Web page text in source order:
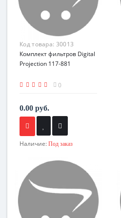
Код товара: 30013
Комплект фильтров Digital
Projection 117-881
0
0.00 руб.
Наличие: Под заказ